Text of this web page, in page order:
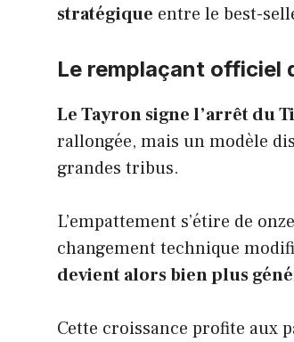
stratégique entre le best-
Le remplaçant officiel
Le Tayron signe l’arrêt du
rallongée, mais un modèle
grandes tribus.
L’empattement s’étire de
changement technique
devient alors bien plus
Cette croissance profite aux